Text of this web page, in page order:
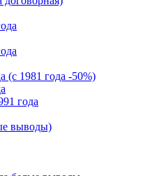
(с 1981 года -50%)
года
выводы)